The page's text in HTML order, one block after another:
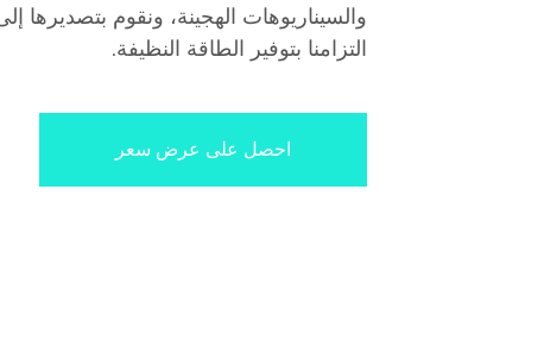
التزامنا بتوفير الطاقة النظيفة.
احصل على عرض سعر